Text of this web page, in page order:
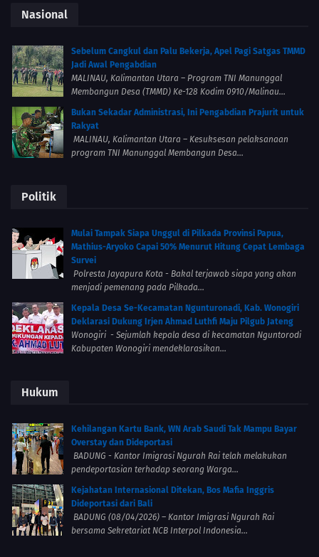
Nasional
Sebelum Cangkul dan Palu Bekerja, Apel Pagi Satgas TMMD
Jadi Awal Pengabdian
MALINAU, Kalimantan Utara – Program TNI Manunggal
Membangun Desa (TMMD) Ke-128 Kodim 0910/Malinau...
Bukan Sekadar Administrasi, Ini Pengabdian Prajurit untuk
Rakyat
MALINAU, Kalimantan Utara – Kesuksesan pelaksanaan
program TNI Manunggal Membangun Desa...
Politik
Mulai Tampak Siapa Unggul di Pilkada Provinsi Papua,
Mathius-Aryoko Capai 50% Menurut Hitung Cepat Lembaga
Survei
Polresta Jayapura Kota - Bakal terjawab siapa yang akan
menjadi pemenang pada Pilkada...
Kepala Desa Se-Kecamatan Ngunturonadi, Kab. Wonogiri
Deklarasi Dukung Irjen Ahmad Luthfi Maju Pilgub Jateng
Wonogiri - Sejumlah kepala desa di kecamatan Nguntorodi
Kabupaten Wonogiri mendeklarasikan...
Hukum
Kehilangan Kartu Bank, WN Arab Saudi Tak Mampu Bayar
Overstay dan Dideportasi
BADUNG - Kantor Imigrasi Ngurah Rai telah melakukan
pendeportasian terhadap seorang Warga...
Kejahatan Internasional Ditekan, Bos Mafia Inggris
Dideportasi dari Bali
BADUNG (08/04/2026) – Kantor Imigrasi Ngurah Rai
bersama Sekretariat NCB Interpol Indonesia...